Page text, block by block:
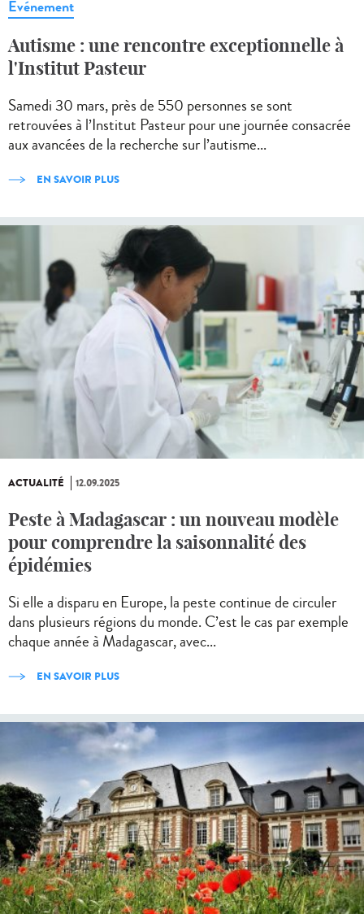
Evénement
Autisme : une rencontre exceptionnelle à
l'Institut Pasteur
Samedi 30 mars, près de 550 personnes se sont
retrouvées à l’Institut Pasteur pour une journée consacrée
aux avancées de la recherche sur l’autisme...
EN SAVOIR PLUS
ACTUALITÉ 12.09.2025
Peste à Madagascar : un nouveau modèle
pour comprendre la saisonnalité des
épidémies
Si elle a disparu en Europe, la peste continue de circuler
dans plusieurs régions du monde. C’est le cas par exemple
chaque année à Madagascar, avec...
EN SAVOIR PLUS